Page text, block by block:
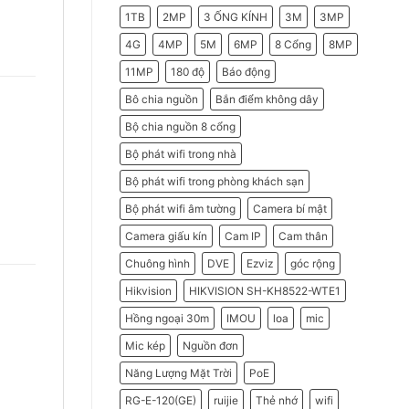
2026
Do
Doanh
Nghiệp
Nên
Chọn
Máy
Chấm
Công
Hikvision
1TB 2MP 3 ỐNG KÍNH 3M
3MP
4G
4MP 5M 6MP 8 Cổng
8MP
11MP
180 độ
Báo động
Bô chia nguồn
Bắn điểm không dây
Bộ chia nguồn 8 cổng
Bộ phát wifi trong nhà
Bộ phát wifi trong phòng khách sạn
Bộ phát wifi âm tường
Camera bí mật
Camera giấu kín
Cam IP
Cam thân
Chuông hình
DVE Ezviz
góc rộng
Hikvision
HIKVISION SH-KH8522-WTE1
Hồng ngoại 30m
IMOU loa
mic
Mic kép
Nguồn đơn
Năng Lượng Mặt Trời
PoE
RG-E-120(GE)
ruijie Thẻ nhớ wifi